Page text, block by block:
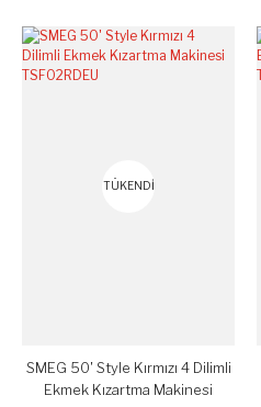
TÜKENDİ
SMEG 50' Style Kırmızı 4 Dilimli
Ekmek Kızartma Makinesi